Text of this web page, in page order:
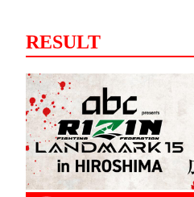
RESULT